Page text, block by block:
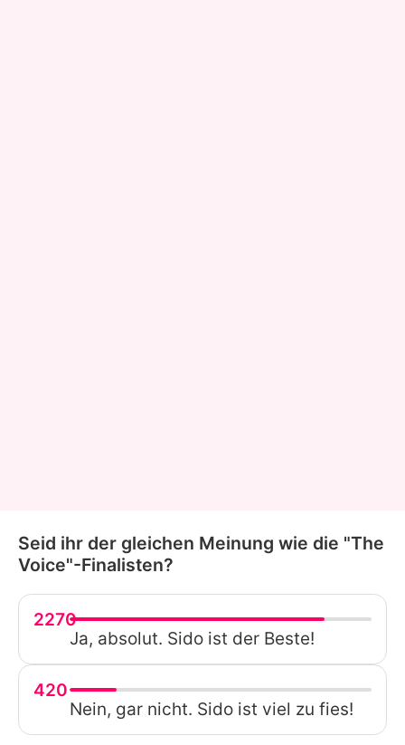
Seid ihr der gleichen Meinung wie die "The
Voice"-Finalisten?
2270
Ja, absolut. Sido ist der Beste!
420
Nein, gar nicht. Sido ist viel zu fies!